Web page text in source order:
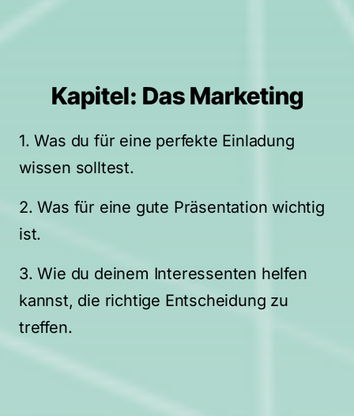
Kapitel: Das Marketing
1. Was du für eine perfekte Einladung
wissen solltest.
2. Was für eine gute Präsentation wichtig
ist.
3. Wie du deinem Interessenten helfen
kannst, die richtige Entscheidung zu
treffen.